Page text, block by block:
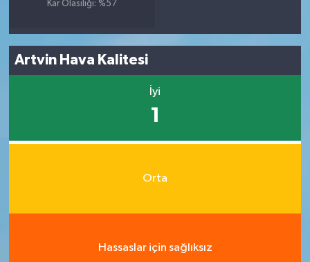
Kar Olasılığı: %57
Artvin Hava Kalitesi
İyi
1
Orta
Hassaslar için sağlıksız